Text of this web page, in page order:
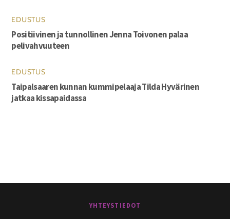
EDUSTUS
Positiivinen ja tunnollinen Jenna Toivonen palaa
pelivahvuuteen
EDUSTUS
Taipalsaaren kunnan kummipelaaja Tilda Hyvärinen
jatkaa kissapaidassa
YHTEYSTIEDOT